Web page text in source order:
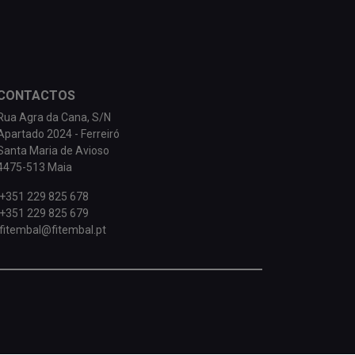
Agra da Cana, S/N
2024 - Ferreiró
Maria de Avioso
513 Maia
+351 229 825 678
+351 229 825 679
fitembal@fitembal.pt